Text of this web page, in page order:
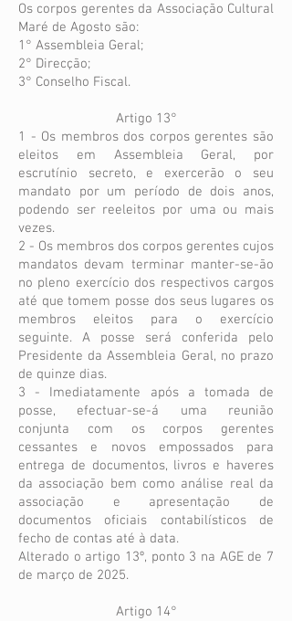
Os corpos gerentes da Associação Cultural
Maré de Agosto são:
1° Assembleia Geral;
2° Direcção;
3° Conselho Fiscal.
Artigo 13°
1 - Os membros dos corpos gerentes são
eleitos em Assembleia Geral, por
escrutínio secreto, e exercerão o seu
mandato por um período de dois anos,
podendo ser reeleitos por uma ou mais
vezes.
2 - Os membros dos corpos gerentes cujos
mandatos devam terminar manter-se-ão
no pleno exercício dos respectivos cargos
até que tomem posse dos seus lugares os
membros eleitos para o exercício
seguinte. A posse será conferida pelo
Presidente da Assembleia Geral, no prazo
de quinze dias.
3 - Imediatamente após a tomada de
posse, efectuar-se-á uma reunião
conjunta com os corpos gerentes
cessantes e novos empossados para
entrega de documentos, livros e haveres
da associação bem como análise real da
associação e apresentação de
documentos oficiais contabilísticos de
fecho de contas até à data.
Alterado o artigo 13º, ponto 3 na AGE de 7
de março de 2025.
Artigo 14°